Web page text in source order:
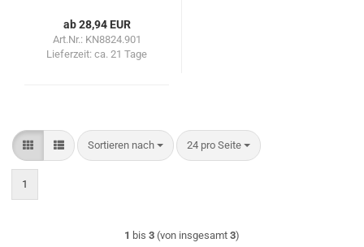
ab 28,94 EUR
Art.Nr.: KN8824.901
Lieferzeit: ca. 21 Tage
Sortieren nach
Sortieren nach 24 pro Seite
pro Seite
1
1 bis 3 (von insgesamt 3)